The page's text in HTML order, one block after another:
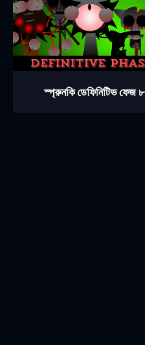
স্প্রুনকি ডেফিনিটিভ ফেজ ৮